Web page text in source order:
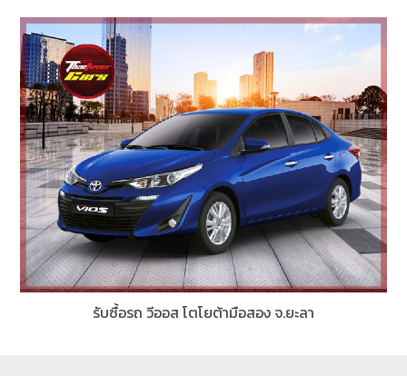
รับซื้อรถ วีออส โตโยต้ามือสอง จ.ยะลา